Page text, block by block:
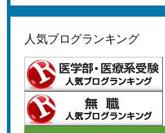
人気ブログランキング